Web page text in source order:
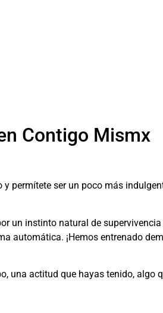
Contigo Mismx
permítete ser un poco más
un instinto natural de
automática. ¡Hemos entrenado
una actitud que hayas tenido, algo